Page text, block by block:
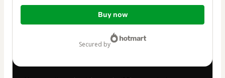
Total
Buy now
secured by